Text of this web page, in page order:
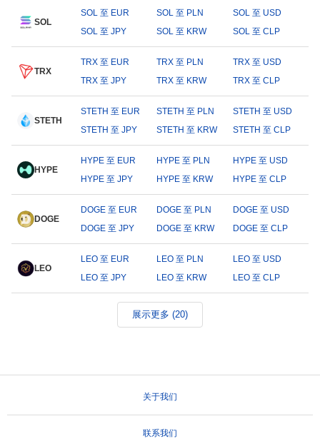
SOL
SOL 至 EUR SOL 至 PLN
SOL 至 USD
SOL 至 JPY
SOL 至 KRW SOL 至 CLP
TRX
TRX 至 EUR TRX 至 PLN
TRX 至 USD
TRX 至 JPY
TRX 至 KRW TRX 至 CLP
STETH
STETH 至 EUR STETH 至 PLN
STETH 至 USD
STETH 至 JPY
STETH 至 KRW STETH 至 CLP
HYPE
HYPE 至 EUR HYPE 至 PLN
HYPE 至 USD
HYPE 至 JPY
HYPE 至 KRW HYPE 至 CLP
DOGE
DOGE 至 EUR DOGE 至 PLN
DOGE 至 USD
DOGE 至 JPY
DOGE 至 KRW DOGE 至 CLP
LEO
LEO 至 EUR LEO 至 PLN
LEO 至 USD
LEO 至 JPY
LEO 至 KRW LEO 至 CLP
展示更多 (20)
关于我们
联系我们